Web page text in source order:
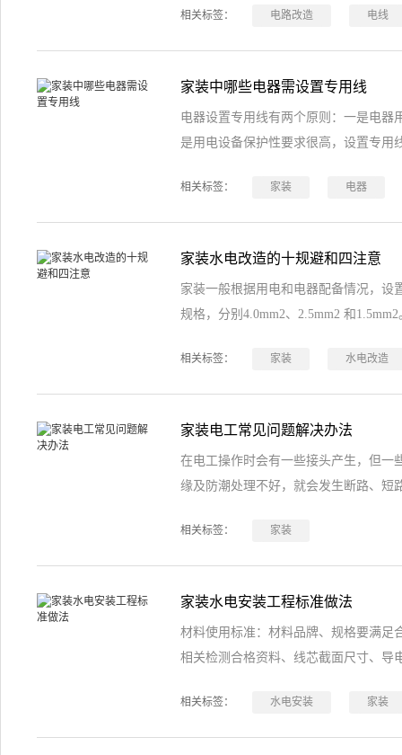
相关标签： 电路改造 电线
家装中哪些电器需设置专用线
电器设置专用线有两个原则：一是电器
是用电设备保护性要求很高，设置专用
相关标签： 家装 电器
家装水电改造的十规避和四注意
家装一般根据用电和电器配备情况，
规格，分别4.0mm2、2.5mm2 和1.5mm2
相关标签： 家装 水电改造
家装电工常见问题解决办法
在电工操作时会有一些接头产生，但一
缘及防潮处理不好，就会发生断路、短
相关标签： 家装
家装水电安装工程标准做法
材料使用标准：材料品牌、规格要满足
相关检测合格资料、线芯截面尺寸、导
相关标签： 水电安装 家装